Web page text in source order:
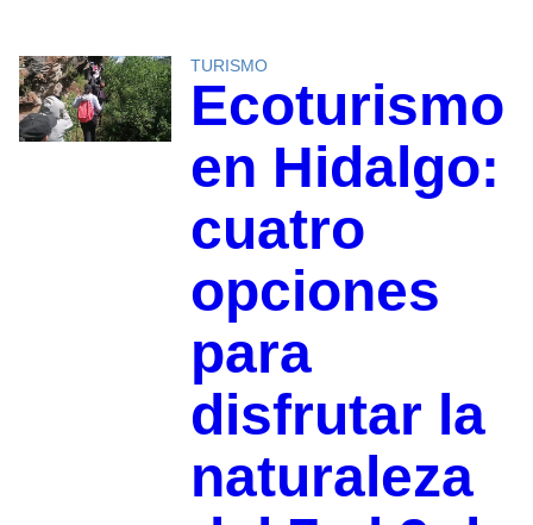
TURISMO
Ecoturismo
en Hidalgo:
cuatro
opciones
para
disfrutar la
naturaleza